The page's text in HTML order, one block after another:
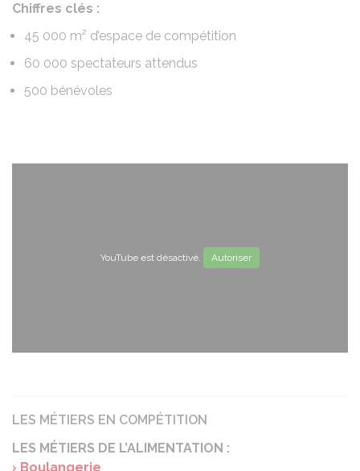
Chiffres clés :
45 000 m² d’espace de compétition
60 000 spectateurs attendus
500 bénévoles
YouTube est désactivé. Autoriser
LES MÉTIERS EN COMPÉTITION
LES MÉTIERS DE L’ALIMENTATION :
› Boulangerie